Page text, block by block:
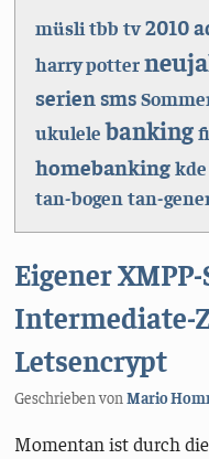
müsli tbb tv2010
harry potter
serien sms
ukulele banking
homebankingkde
tan-bogen tan-
Eigener
Intermediate-
Letsencrypt
Geschrieben vonMario
Momentan ist durch